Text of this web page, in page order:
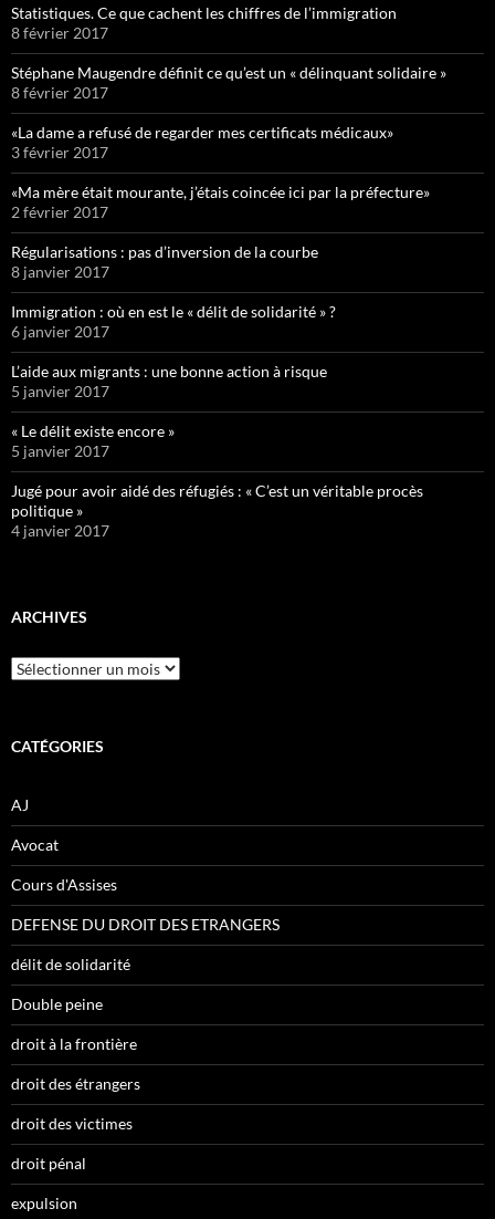
Statistiques. Ce que cachent les chiffres de l’immigration
8 février 2017
Stéphane Maugendre définit ce qu’est un « délinquant solidaire »
8 février 2017
«La dame a refusé de regarder mes certificats médicaux»
3 février 2017
«Ma mère était mourante, j’étais coincée ici par la préfecture»
2 février 2017
Régularisations : pas d’inversion de la courbe
8 janvier 2017
Immigration : où en est le « délit de solidarité » ?
6 janvier 2017
L’aide aux migrants : une bonne action à risque
5 janvier 2017
« Le délit existe encore »
5 janvier 2017
Jugé pour avoir aidé des réfugiés : « C’est un véritable procès
politique »
4 janvier 2017
ARCHIVES
Archives
CATÉGORIES
AJ
Avocat
Cours d'Assises
DEFENSE DU DROIT DES ETRANGERS
délit de solidarité
Double peine
droit à la frontière
droit des étrangers
droit des victimes
droit pénal
expulsion